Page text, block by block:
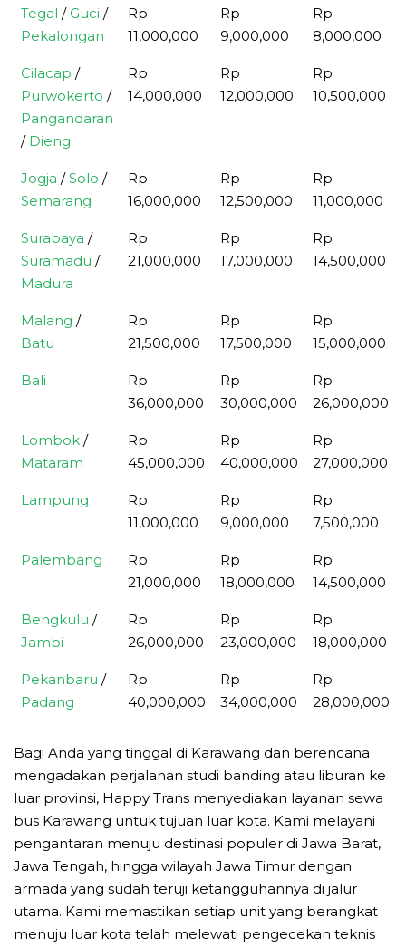
Tegal / Guci /
Pekalongan
Rp
11,000,000
Rp
9,000,000
Rp
8,000,000
Cilacap /
Purwokerto /
Pangandaran
/ Dieng
Rp
14,000,000
Rp
12,000,000
Rp
10,500,000
Jogja /Solo /
Semarang
Rp
16,000,000
Rp
12,500,000
Rp
11,000,000
Surabaya /
Suramadu /
Madura
Rp
21,000,000
Rp
17,000,000
Rp
14,500,000
Malang /
Batu
Rp
21,500,000
Rp
17,500,000
Rp
15,000,000
Bali
Rp
36,000,000
Rp
30,000,000
Rp
26,000,000
Lombok /
Mataram
Rp
45,000,000
Rp
40,000,000
Rp
27,000,000
Lampung
Rp
11,000,000
Rp
9,000,000
Rp
7,500,000
Palembang
Rp
21,000,000
Rp
18,000,000
Rp
14,500,000
Bengkulu /
Jambi
Rp
26,000,000
Rp
23,000,000
Rp
18,000,000
Pekanbaru /
Padang
Rp
40,000,000
Rp
34,000,000
Rp
28,000,000
Bagi Anda yang tinggal di Karawang dan berencana
mengadakan perjalanan studi banding atau liburan ke
luar provinsi, Happy Trans menyediakan layanan sewa
bus Karawang untuk tujuan luar kota. Kami melayani
pengantaran menuju destinasi populer di Jawa Barat,
Jawa Tengah, hingga wilayah Jawa Timur dengan
armada yang sudah teruji ketangguhannya di jalur
utama. Kami memastikan setiap unit yang berangkat
menuju luar kota telah melewati pengecekan teknis